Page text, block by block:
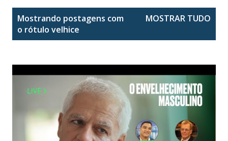
Mostrando postagens com
o rótulo velhice
MOSTRAR TUDO